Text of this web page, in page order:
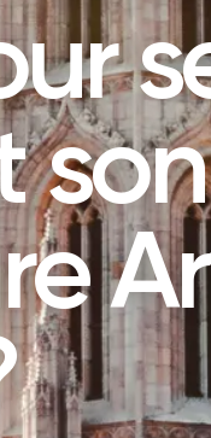
son